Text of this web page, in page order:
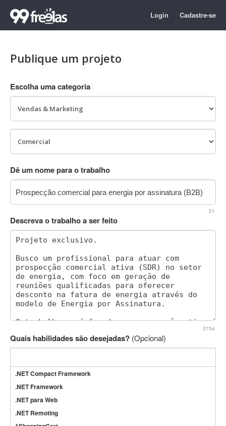
Login Cadastre-se
Publique um projeto
Escolha uma categoria
Dê um nome para o trabalho
21
Descreva o trabalho a ser feito
3754
Quais habilidades são desejadas? (Opcional)
.NET Compact Framework
.NET Framework
.NET para Web
.NET Remoting